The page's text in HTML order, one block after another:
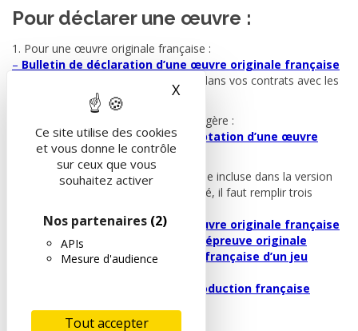
Ce site utilise des cookies
et vous donne le contrôle
sur ceux que vous
souhaitez activer
Nos partenaires (2)
APIs
Mesure d'audience
Tout accepter
X Masquer le bandeau des
Pour déclarer une œuvre :
1. Pour une œuvre originale française :
– Bulletin de déclaration d’une œuvre originale française
à insérer dans vos contrats avec les
2. Pour une adaptation d’œuvre étrangère :
Bulletin de déclaration de l’adaptation d’une œuvre
étrangère
3. Pour une épreuve originale française incluse dans la version
française d’un jeu étranger non adapté, il faut remplir trois
Bulletin de déclaration d’une œuvre originale française
Fiche de renseignements d’une épreuve originale
française incluse dans la version française d’un jeu
Attestation de la société de production française